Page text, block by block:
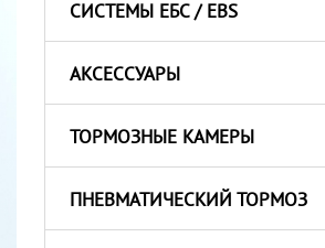
СИСТЕМЫ ЕБС / EBS
АКСЕССУАРЫ
ТОРМОЗНЫЕ КАМЕРЫ
ПНЕВМАТИЧЕСКИЙ ТОРМОЗ